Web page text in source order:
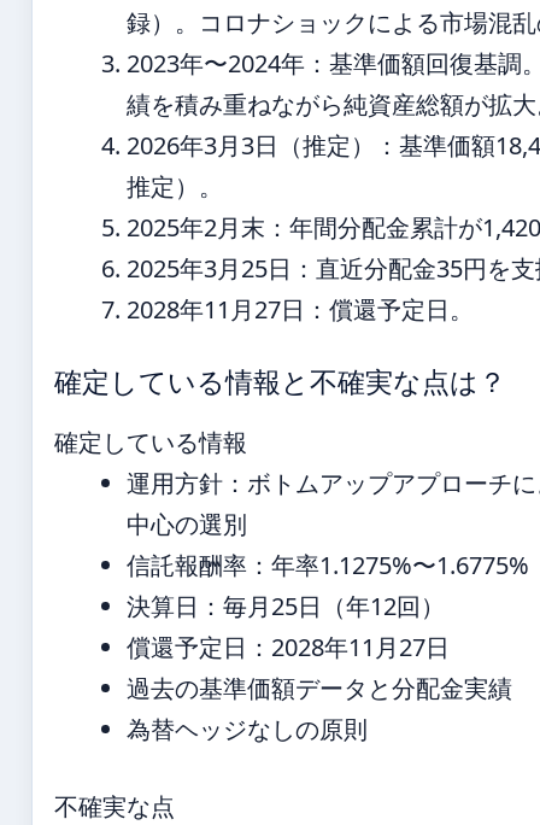
録）。コロナショックによる市場混
2023年〜2024年 ：基準価額回復基調
績を積み重ねながら純資産総額が拡
2026年3月3日（推定）
：基準価額
推定）。
2025年2月末 ：年間分配金累計が
2025年3月25日 ：直近分配金35円を
2028年11月27日 ：償還予定日。
確定している情報と不確実な点は？
確定している情報
運用方針：ボトムアップアプローチ
中心の選別
信託報酬率：年率1.1275%〜1.6775%
決算日：毎月25日（年12回）
償還予定日：2028年11月27日
過去の基準価額データと分配金実績
為替ヘッジなしの原則
不確実な点